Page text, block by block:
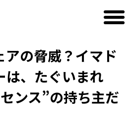
Cloud
アの脅威？イマド
は、たぐいまれ
ンス”の持ち主だ